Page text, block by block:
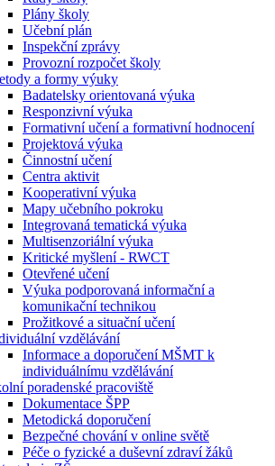
Plány školy
Učební plán
Inspekční zprávy
Provozní rozpočet školy
a formy výuky
Badatelsky orientovaná výuka
Responzivní výuka
Formativní učení a formativní hodnocení
Projektová výuka
Činnostní učení
Centra aktivit
Kooperativní výuka
Mapy učebního pokroku
Integrovaná tematická výuka
Multisenzoriální výuka
Kritické myšlení - RWCT
Otevřené učení
Výuka podporovaná informační a
komunikační technikou
Prožitkové a situační učení
vzdělávání
Informace a doporučení MŠMT k
individuálnímu vzdělávání
poradenské pracoviště
Dokumentace ŠPP
Metodická doporučení
Bezpečné chování v online světě
Péče o fyzické a duševní zdraví žáků